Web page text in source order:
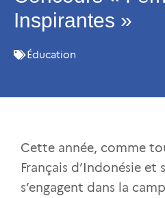
Inspirantes »
Éducation
Cette année, comme
Français d’Indonésie et
s’engagent dans la